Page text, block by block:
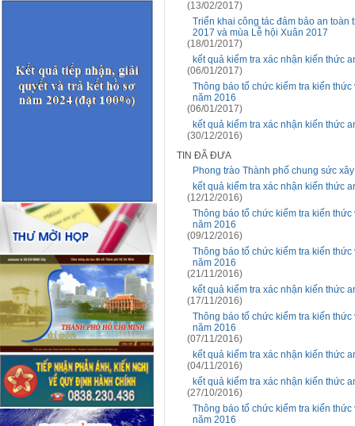
(13/02/2017)
Triển khai công tác đảm bảo an
2017 và mùa Lễ hội Xuân 2017
(18/01/2017)
kết quả kiểm tra xác nhận kiến thức
(06/01/2017)
Thông báo tổ chức kiểm tra kiến
năm 2016
(06/01/2017)
kết quả kiểm tra xác nhận kiến thức
(30/12/2016)
TIN ĐÃ ĐƯA
Phong trào Thành phố chung sức
kết quả kiểm tra xác nhận kiến thức
(12/12/2016)
Thông báo tổ chức kiểm tra kiến
năm 2016
(09/12/2016)
Thông báo tổ chức kiểm tra kiến
năm 2016
(21/11/2016)
kết quả kiểm tra xác nhận kiến thức
(17/11/2016)
Thông báo tổ chức kiểm tra kiến
năm 2016
(07/11/2016)
kết quả kiểm tra xác nhận kiến thức
(04/11/2016)
kết quả kiểm tra xác nhận kiến thức
(27/10/2016)
Thông báo tổ chức kiểm tra kiến
năm 2016